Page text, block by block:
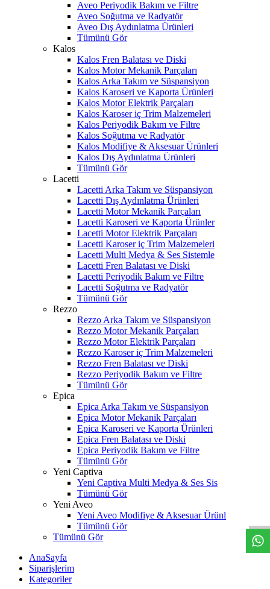
Aveo Periyodik Bakım ve Filtre
Aveo Soğutma ve Radyatör
Aveo Dış Aydınlatma Ürünleri
Tümünü Gör
Kalos
Kalos Fren Balatası ve Diski
Kalos Motor Mekanik Parçaları
Kalos Arka Takım ve Süspansiyon
Kalos Karoseri ve Kaporta Ürünleri
Kalos Motor Elektrik Parçaları
Kalos Karoser iç Trim Malzemeleri
Kalos Periyodik Bakım ve Filtre
Kalos Soğutma ve Radyatör
Kalos Modifiye & Aksesuar Ürünleri
Kalos Dış Aydınlatma Ürünleri
Tümünü Gör
Lacetti
Lacetti Arka Takım ve Süspansiyon
Lacetti Dış Aydınlatma Ürünleri
Lacetti Motor Mekanik Parçaları
Lacetti Karoseri ve Kaporta Ürünler
Lacetti Motor Elektrik Parçaları
Lacetti Karoser iç Trim Malzemeleri
Lacetti Multi Medya & Ses Sistemle
Lacetti Fren Balatası ve Diski
Lacetti Periyodik Bakım ve Filtre
Lacetti Soğutma ve Radyatör
Tümünü Gör
Rezzo
Rezzo Arka Takım ve Süspansiyon
Rezzo Motor Mekanik Parçaları
Rezzo Motor Elektrik Parçaları
Rezzo Karoser iç Trim Malzemeleri
Rezzo Fren Balatası ve Diski
Rezzo Periyodik Bakım ve Filtre
Tümünü Gör
Epica
Epica Arka Takım ve Süspansiyon
Epica Motor Mekanik Parçaları
Epica Karoseri ve Kaporta Ürünleri
Epica Fren Balatası ve Diski
Epica Periyodik Bakım ve Filtre
Tümünü Gör
Yeni Captiva
Yeni Captiva Multi Medya & Ses Sis
Tümünü Gör
Yeni Aveo
Yeni Aveo Modifiye & Aksesuar Ürünl
Tümünü Gör
Tümünü Gör
AnaSayfa
Siparişlerim
Kategoriler